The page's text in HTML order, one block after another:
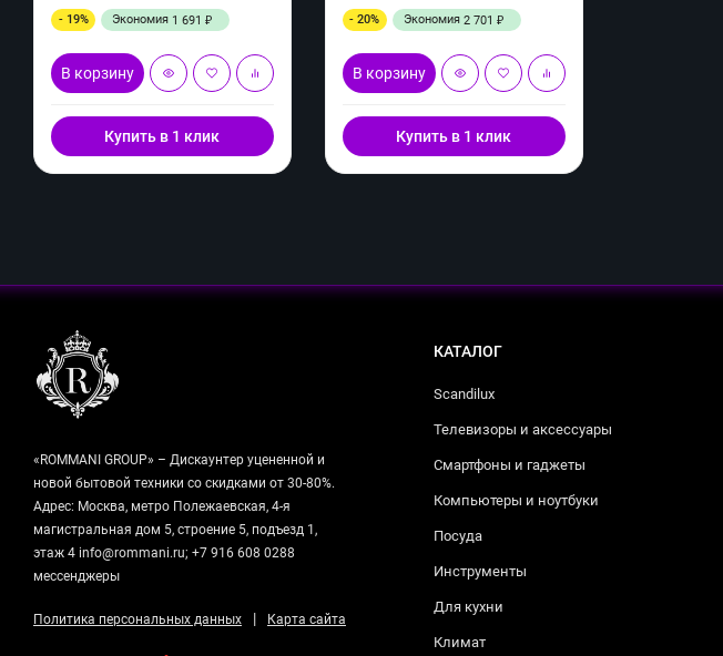
- 19% Экономия 1 691 ₽
В корзину
Купить в 1 клик
- 20% Экономия 2 701 ₽
В корзину
Купить в 1 клик
«ROMMANI GROUP» – Дискаунтер уцененной и
новой бытовой техники со скидками от 30-80%.
Адрес: Москва, метро Полежаевская, 4-я
магистральная дом 5, строение 5, подъезд 1,
этаж 4 info@rommani.ru; +7 916 608 0288
мессенджеры
Политика персональных данных | Карта сайта
КАТАЛОГ
Scandilux
Телевизоры и аксессуары
Смартфоны и гаджеты
Компьютеры и ноутбуки
Посуда
Инструменты
Для кухни
Климат